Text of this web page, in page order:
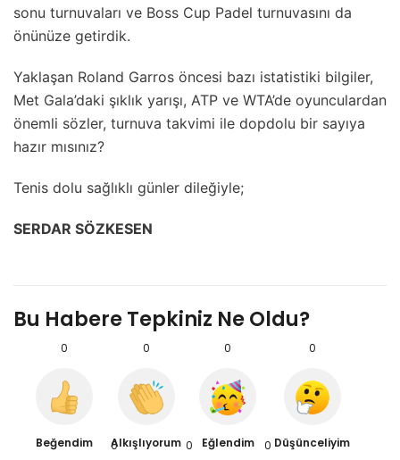
sonu turnuvaları ve Boss Cup Padel turnuvasını da
önünüze getirdik.
Yaklaşan Roland Garros öncesi bazı istatistiki bilgiler,
Met Gala’daki şıklık yarışı, ATP ve WTA’de oyunculardan
önemli sözler, turnuva takvimi ile dopdolu bir sayıya
hazır mısınız?
Tenis dolu sağlıklı günler dileğiyle;
SERDAR SÖZKESEN
Bu Habere Tepkiniz Ne Oldu?
0
Beğendim
0
Alkışlıyorum
0
Eğlendim
0
Düşünceliyim
0 0 0